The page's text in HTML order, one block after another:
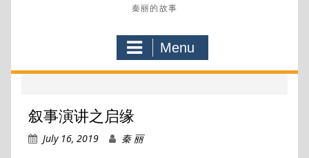
秦丽的故事
Menu
叙事演讲之启缘
July 16, 2019 秦 丽